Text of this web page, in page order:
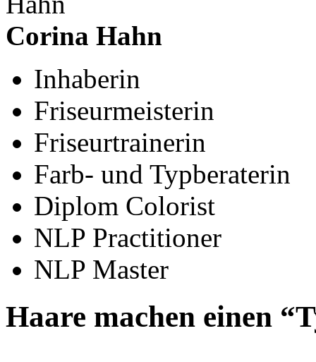
Corina Hahn
Inhaberin
Friseurmeisterin
Friseurtrainerin
Farb- und Typberaterin
Diplom Colorist
NLP Practitioner
NLP Master
Haare machen einen